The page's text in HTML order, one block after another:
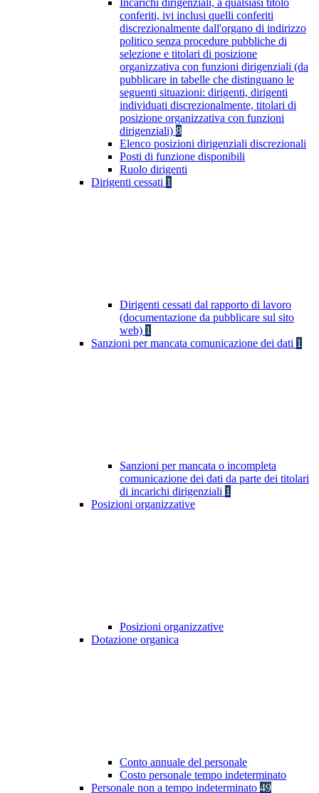
Incarichi dirigenziali, a qualsiasi titolo
conferiti, ivi inclusi quelli conferiti
discrezionalmente dall'organo di indirizzo
politico senza procedure pubbliche di
selezione e titolari di posizione
organizzativa con funzioni dirigenziali (da
pubblicare in tabelle che distinguano le
seguenti situazioni: dirigenti, dirigenti
individuati discrezionalmente, titolari di
posizione organizzativa con funzioni
dirigenziali) 8
Elenco posizioni dirigenziali discrezionali
Posti di funzione disponibili
Ruolo dirigenti
Dirigenti cessati 1
Dirigenti cessati dal rapporto di lavoro
(documentazione da pubblicare sul sito
web) 1
Sanzioni per mancata comunicazione dei dati 1
Sanzioni per mancata o incompleta
comunicazione dei dati da parte dei titolari
di incarichi dirigenziali 1
Posizioni organizzative
Posizioni organizzative
Dotazione organica
Conto annuale del personale
Costo personale tempo indeterminato
Personale non a tempo indeterminato 49